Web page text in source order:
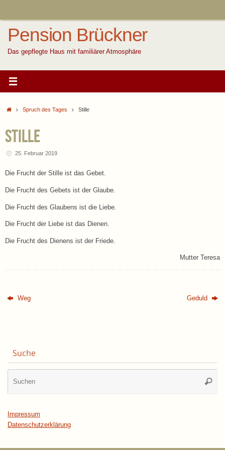
Pension Brückner
Das gepflegte Haus mit familiärer Atmosphäre
StartSpruch des Tages Stille
Stille
25. Februar 2019
Die Frucht der Stille ist das Gebet.
Die Frucht des Gebets ist der Glaube.
Die Frucht des Glaubens ist die Liebe.
Die Frucht der Liebe ist das Dienen.
Die Frucht des Dienens ist der Friede.
Mutter Teresa
Weg Geduld
Suche
Impressum
Datenschutzerklärung